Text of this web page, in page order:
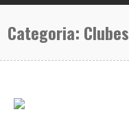
Categoria: Clubes